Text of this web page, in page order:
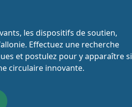
les dispositifs de soutien,
Effectuez une recherche
et postulez pour y apparaître si
circulaire innovante.